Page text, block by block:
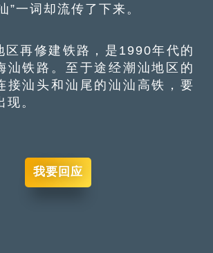
”一词却流传了下来。
再修建铁路，是1990年代的
汕铁路。至于途经潮汕地区的
接汕头和汕尾的汕汕高铁，要
。
我要回应